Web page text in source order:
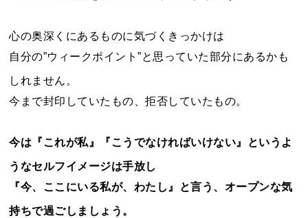
心の奥深くにあるものに気づくきっかけは
自分の”ウィークポイント”と思っていた部分にあるかも
しれません。
今まで封印していたもの、拒否していたもの。
今は『これが私』『こうでなければいけない』というよ
うなセルフイメージは手放し
『今、ここにいる私が、わたし』と言う、オープンな気
持ちで過ごしましょう。